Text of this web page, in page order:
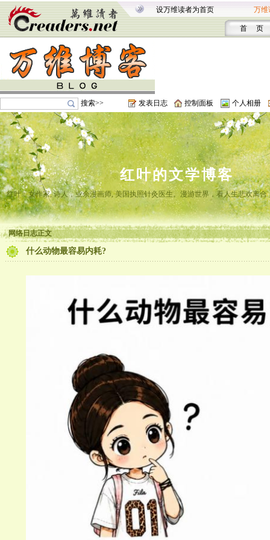
设万维读者为首页 万维
首 页
搜索>> 发表日志 控制面板 个人相册
红叶的文学博客
红叶，女作家, 诗人，业余漫画师, 美国执照针灸医生。漫游世界，看人生悲欢离
网络日志正文
什么动物最容易内耗?